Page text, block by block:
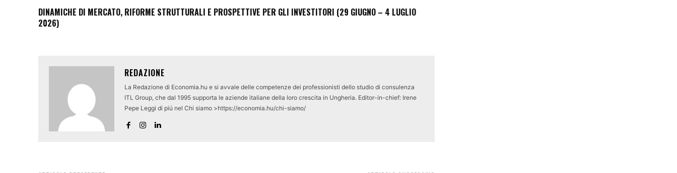
DINAMICHE DI MERCATO, RIFORME STRUTTURALI E PROSPETTIVE PER GLI INVESTITORI (29 GIUGNO – 4 LUGLIO
2026)
REDAZIONE
La Redazione di Economia.hu e si avvale delle competenze dei professionisti dello studio di consulenza
ITL Group, che dal 1995 supporta le aziende italiane della loro crescita in Ungheria. Editor-in-chief: Irene
Pepe Leggi di piú nel Chi siamo >https://economia.hu/chi-siamo/